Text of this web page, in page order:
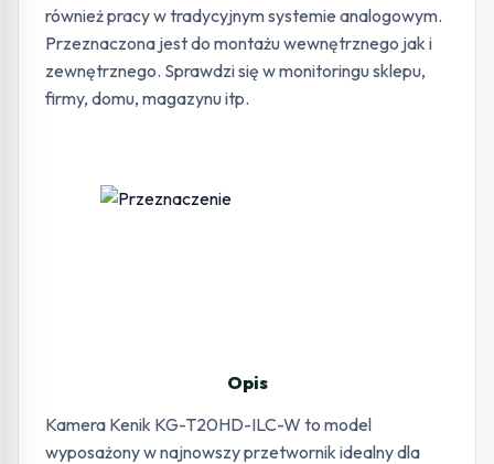
również pracy w tradycyjnym systemie analogowym.
Przeznaczona jest do montażu wewnętrznego jak i
zewnętrznego. Sprawdzi się w monitoringu sklepu,
firmy, domu, magazynu itp.
Opis
Kamera Kenik KG-T20HD-ILC-W to model
wyposażony w najnowszy przetwornik idealny dla